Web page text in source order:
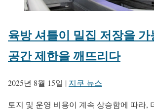
육방 셔틀이 밀집 저장을
공간 제한을 깨뜨리다
2025년 8월 15일 | 지쿠 뉴스
토지 및 운영 비용이 계속 상승함에 따라,